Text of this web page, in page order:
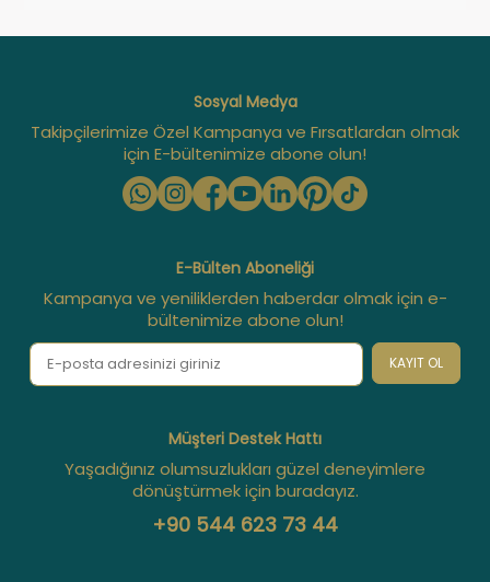
Sosyal Medya
Takipçilerimize Özel Kampanya ve Fırsatlardan olmak
için E-bültenimize abone olun!
E-Bülten Aboneliği
Kampanya ve yeniliklerden haberdar olmak için e-
bültenimize abone olun!
KAYIT OL
Müşteri Destek Hattı
Yaşadığınız olumsuzlukları güzel deneyimlere
dönüştürmek için buradayız.
+90 544 623 73 44